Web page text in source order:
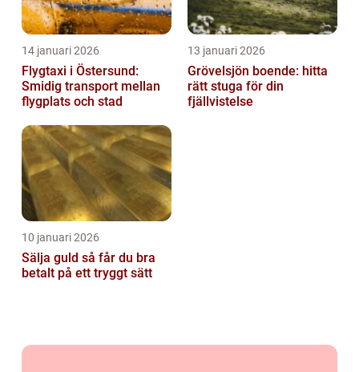
14 januari 2026
Flygtaxi i Östersund:
Smidig transport mellan
flygplats och stad
13 januari 2026
Grövelsjön boende: hitta
rätt stuga för din
fjällvistelse
10 januari 2026
Sälja guld så får du bra
betalt på ett tryggt sätt